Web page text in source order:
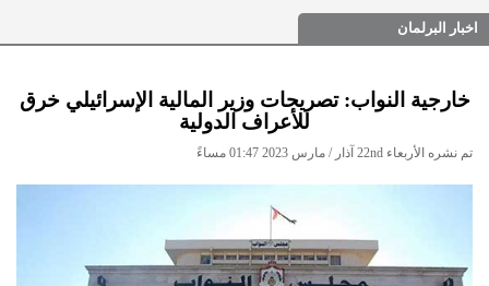
اخبار البرلمان
خارجية النواب: تصريحات وزير المالية الإسرائيلي خرق
للأعراف الدولية
تم نشره الأربعاء 22nd آذار / مارس 2023 01:47 مساءً